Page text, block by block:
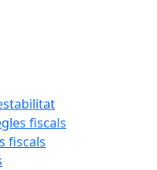
fiscals
fiscals